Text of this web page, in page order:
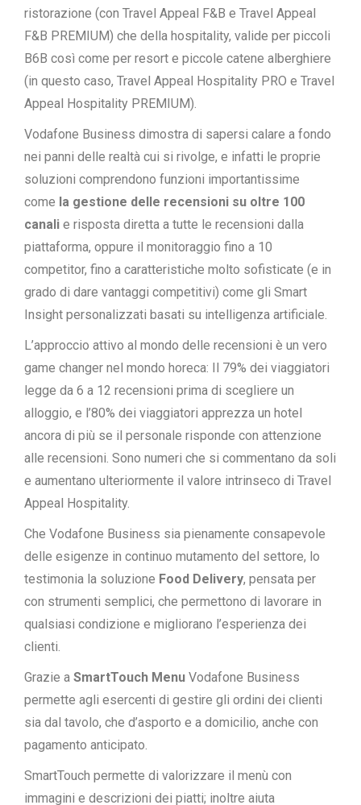
ristorazione (con Travel Appeal F&B e Travel Appeal
F&B PREMIUM) che della hospitality, valide per piccoli
B6B così come per resort e piccole catene alberghiere
(in questo caso, Travel Appeal Hospitality PRO e Travel
Appeal Hospitality PREMIUM).
Vodafone Business dimostra di sapersi calare a fondo
nei panni delle realtà cui si rivolge, e infatti le proprie
soluzioni comprendono funzioni importantissime
come la gestione delle recensioni su oltre 100
canali e risposta diretta a tutte le recensioni dalla
piattaforma, oppure il monitoraggio fino a 10
competitor, fino a caratteristiche molto sofisticate (e in
grado di dare vantaggi competitivi) come gli Smart
Insight personalizzati basati su intelligenza artificiale.
L’approccio attivo al mondo delle recensioni è un vero
game changer nel mondo horeca: Il 79% dei viaggiatori
legge da 6 a 12 recensioni prima di scegliere un
alloggio, e l’80% dei viaggiatori apprezza un hotel
ancora di più se il personale risponde con attenzione
alle recensioni. Sono numeri che si commentano da soli
e aumentano ulteriormente il valore intrinseco di Travel
Appeal Hospitality.
Che Vodafone Business sia pienamente consapevole
delle esigenze in continuo mutamento del settore, lo
testimonia la soluzione Food Delivery, pensata per
con strumenti semplici, che permettono di lavorare in
qualsiasi condizione e migliorano l’esperienza dei
clienti.
Grazie a SmartTouch Menu Vodafone Business
permette agli esercenti di gestire gli ordini dei clienti
sia dal tavolo, che d’asporto e a domicilio, anche con
pagamento anticipato.
SmartTouch permette di valorizzare il menù con
immagini e descrizioni dei piatti; inoltre aiuta